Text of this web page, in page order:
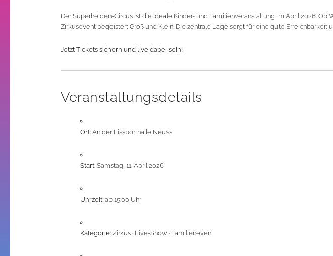
Der Superhelden-Circus ist die ideale Kinder- und Familienveranstaltung im April 2026.
Zirkusevent begeistert Groß und Klein. Die zentrale Lage sorgt für eine gute Erreichbarkeit
Jetzt Tickets sichern und live dabei sein!
Veranstaltungsdetails
Ort: An der Eissporthalle Neuss
Start: Samstag, 11. April 2026
Uhrzeit: ab 15:00 Uhr
Kategorie: Zirkus · Live-Show · Familienevent